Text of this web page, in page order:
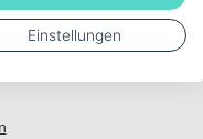
Einstellungen